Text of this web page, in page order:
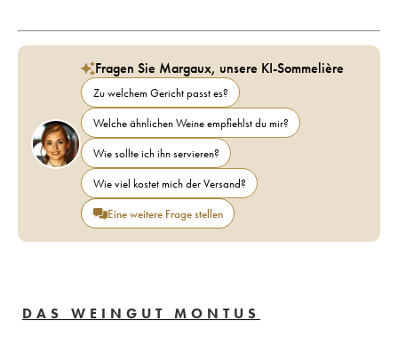
Fragen Sie Margaux, unsere KI-Sommelière
Zu welchem Gericht passt es?
Welche ähnlichen Weine empfiehlst du mir?
Wie sollte ich ihn servieren?
Wie viel kostet mich der Versand?
Eine weitere Frage stellen
DAS WEINGUT MONTUS